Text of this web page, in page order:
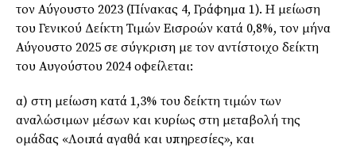
τον Αύγουστο 2023 (Πίνακας 4, Γράφημα 1). Η μείωση
του Γενικού Δείκτη Τιμών Εισροών κατά 0,8%, τον μήνα
Αύγουστο 2025 σε σύγκριση με τον αντίστοιχο δείκτη
του Αυγούστου 2024 οφείλεται:
α) στη μείωση κατά 1,3% του δείκτη τιμών των
αναλώσιμων μέσων και κυρίως στη μεταβολή της
ομάδας «Λοιπά αγαθά και υπηρεσίες», και